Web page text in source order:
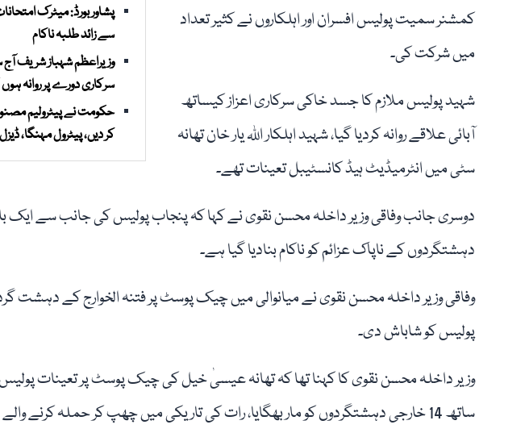
سے زائد طلبہ ناکام
وزیراعظم شہباز شریف
سرکاری دورے پر روانہ
حکومت نے پیٹرولیم
کر دیں، پیٹرول مہنگا،
کمشنر سمیت پولیس افسران اور اہلکاروں نے کثیر تعداد
میں شرکت کی۔
شہید پولیس ملازم کا جسد خاکی سرکاری اعزاز کیساتھ
آبائی علاقے روانہ کردیا گیا، شہید اہلکار اللہ یار خان تھانہ
سٹی میں انٹرمیڈیٹ ہیڈ کانسٹیبل تعینات تھے۔
دوسری جانب وفاقی وزیر داخلہ محسن نقوی نے کہا کہ پنجاب پولیس کی جانب سے ایک بار
دہشتگردوں کے ناپاک عزائم کو ناکام بنادیا گیا ہے۔
وفاقی وزیر داخلہ محسن نقوی نے میانوالی میں چیک پوسٹ پر فتنہ الخوارج کے دہشت
پولیس کو شاباش دی۔
وزیر داخلہ محسن نقوی کا کہنا تھا کہ تھانہ عیسیٰ خیل کی چیک پوسٹ پر تعینات
ساتھ 14 خارجی دہشتگردوں کو مار بھگایا، رات کی تاریکی میں چھپ کر حملہ کرنے